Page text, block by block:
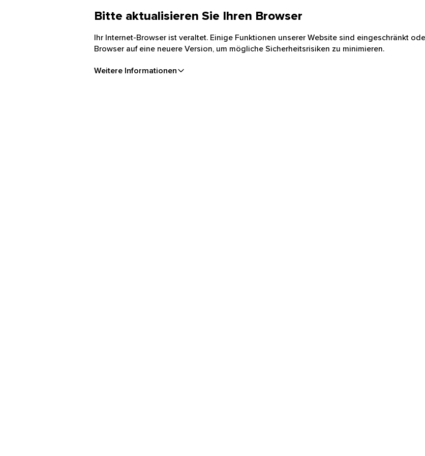
Bitte aktualisieren Sie Ihren Browser
Ihr Internet-Browser ist veraltet. Einige Funktionen unserer Website sind eingeschränkt
Browser auf eine neuere Version, um mögliche Sicherheitsrisiken zu minimieren.
Weitere Informationen